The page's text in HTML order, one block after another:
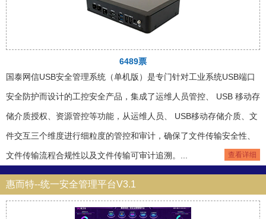
6489票
国泰网信USB安全管理系统（单机版）是专门针对工业系统USB端口
安全防护而设计的工控安全产品，集成了运维人员管控、 USB 移动存
储介质授权、资源管控等功能，从运维人员、 USB移动存储介质、文
件交互三个维度进行细粒度的管控和审计，确保了文件传输安全性、
文件传输流程合规性以及文件传输可审计追溯。... 查看详细
惠而特--统一安全管理平台V3.1